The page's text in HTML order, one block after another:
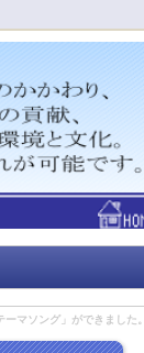
ーマソング」ができました。